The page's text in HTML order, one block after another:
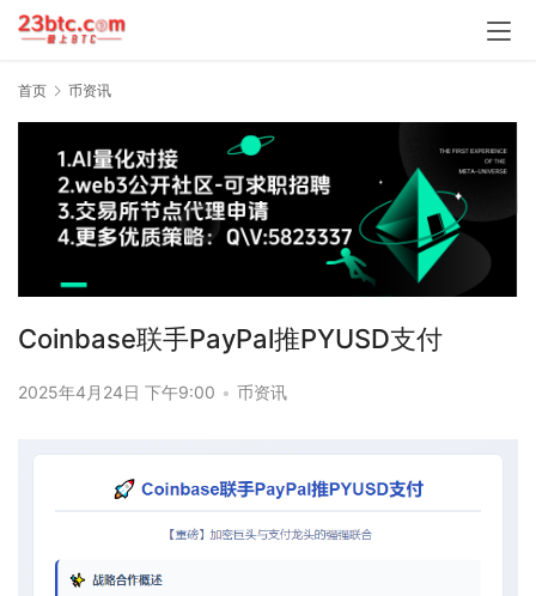
首页 币资讯
Coinbase联手PayPal推PYUSD支付
2025年4月24日 下午9:00 • 币资讯